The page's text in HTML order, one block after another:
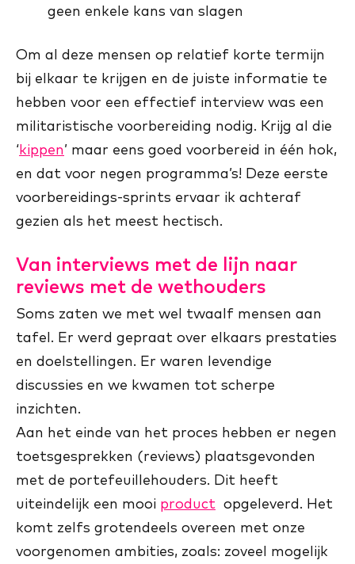
geen enkele kans van slagen
Om al deze mensen op relatief korte termijn
bij elkaar te krijgen en de juiste informatie te
hebben voor een effectief interview was een
militaristische voorbereiding nodig. Krijg al die
‘kippen’ maar eens goed voorbereid in één hok,
en dat voor negen programma’s! Deze eerste
voorbereidings-sprints ervaar ik achteraf
gezien als het meest hectisch.
Van interviews met de lijn naar
reviews met de wethouders
Soms zaten we met wel twaalf mensen aan
tafel. Er werd gepraat over elkaars prestaties
en doelstellingen. Er waren levendige
discussies en we kwamen tot scherpe
inzichten.
Aan het einde van het proces hebben er negen
toetsgesprekken (reviews) plaatsgevonden
met de portefeuillehouders. Dit heeft
uiteindelijk een mooi product opgeleverd. Het
komt zelfs grotendeels overeen met onze
voorgenomen ambities, zoals: zoveel mogelijk